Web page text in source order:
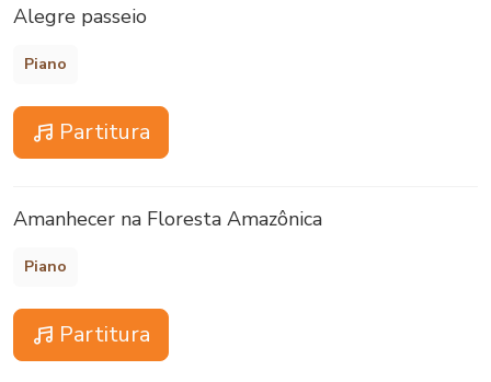
Alegre passeio
Piano
Partitura
Amanhecer na Floresta Amazônica
Piano
Partitura